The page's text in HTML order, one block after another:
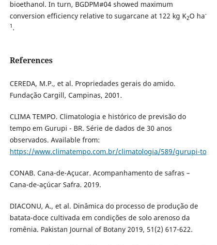
bioethanol. In turn, BGDPM#04 showed maximum
conversion efficiency relative to sugarcane at 122 kg K2O ha-
1 .
References
CEREDA, M.P., et al. Propriedades gerais do amido.
Fundação Cargill, Campinas, 2001.
CLIMA TEMPO. Climatologia e histórico de previsão do
tempo em Gurupi - BR. Série de dados de 30 anos
observados. Available from:
https://www.climatempo.com.br/climatologia/589/gurupi-to
CONAB. Cana-de-Açucar. Acompanhamento de safras –
Cana-de-açúcar Safra. 2019.
DIACONU, A., et al. Dinâmica do processo de produção de
batata-doce cultivada em condições de solo arenoso da
romênia. Pakistan Journal of Botany 2019, 51(2) 617-622.